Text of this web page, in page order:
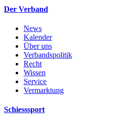
Der Verband
News
Kalender
Über uns
Verbandspolitik
Recht
Wissen
Service
Vermarktung
Schiesssport